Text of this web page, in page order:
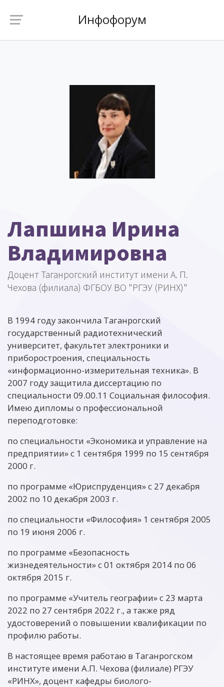
Инфофорум
Лапшина Ирина
Владимировна
Доцент Таганрогский институт имени А. П.
Чехова (филиала) ФГБОУ ВО "РГЭУ (РИНХ)"
В 1994 году закончила Таганрогский
государственный радиотехнический
университет, факультет электроники и
приборостроения, специальность
«информационно-измерительная техника». В
2007 году защитила диссертацию по
специальности 09.00.11 Социальная философия.
Имею дипломы о профессиональной
переподготовке:
по специальности «Экономика и управление на
предприятии» с 1 сентября 1999 по 15 сентября
2000 г.
по программе «Юриспруденция» с 27 декабря
2002 по 10 декабря 2003 г.
по специальности «Философия» 1 сентября 2005
по 19 июня 2006 г.
по программе «Безопасность
жизнедеятельности» с 01 октября 2014 по 06
октября 2015 г.
по программе «Учитель географии» с 23 марта
2022 по 27 сентября 2022 г., а также ряд
удостоверений о повышении квалификации по
профилю работы.
В настоящее время работаю в Таганрогском
институте имени А.П. Чехова (филиале) РГЭУ
«РИНХ», доцент кафедры биолого-